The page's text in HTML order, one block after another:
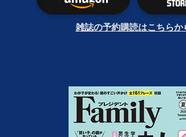
雑誌の予約購読はこちらか